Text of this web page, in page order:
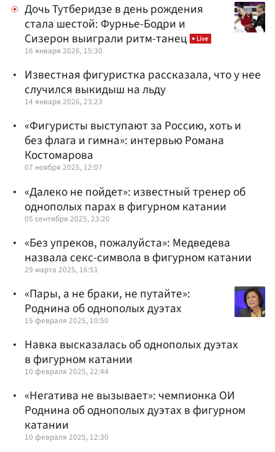
Дочь Тутберидзе в день рождения
стала шестой: Фурнье-Бодри и
Сизерон выиграли ритм-танец
16 января 2026, 15:30
Известная фигуристка рассказала, что у нее
случился выкидыш на льду
14 января 2026, 23:23
«Фигуристы выступают за Россию, хоть и
без флага и гимна»: интервью Романа
Костомарова
07 ноября 2025, 12:07
«Далеко не пойдет»: известный тренер об
однополых парах в фигурном катании
05 сентября 2025, 23:20
«Без упреков, пожалуйста»: Медведева
назвала секс-символа в фигурном катании
29 марта 2025, 16:51
«Пары, а не браки, не путайте»:
Роднина об однополых дуэтах
15 февраля 2025, 10:50
Навка высказалась об однополых дуэтах
в фигурном катании
10 февраля 2025, 22:44
«Негатива не вызывает»: чемпионка ОИ
Роднина об однополых дуэтах в фигурном
катании
10 февраля 2025, 12:30